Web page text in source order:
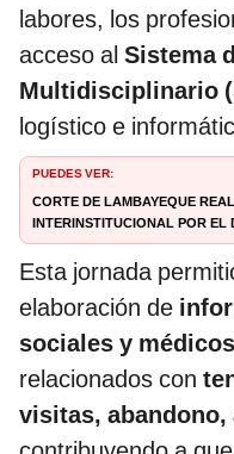
labores, los
acceso al Sistema
Multidisciplinario
logístico e
PUEDES VER:
Corte de Lambayeque
interinstitucional por el
República
Esta jornada
elaboración de
sociales y médicos
relacionados con
visitas, abandono,